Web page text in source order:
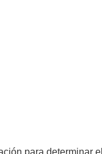
para determinar